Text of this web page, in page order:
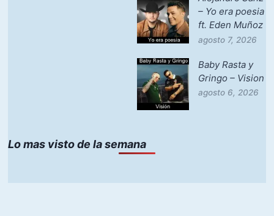
– Yo era poesia
ft. Eden Muñoz
agosto 7, 2026
Baby Rasta y
Gringo – Vision
agosto 6, 2026
Lo mas visto de la semana